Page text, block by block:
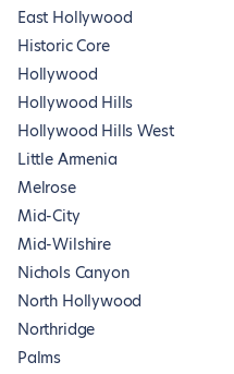
East Hollywood
Historic Core
Hollywood
Hollywood Hills
Hollywood Hills West
Little Armenia
Melrose
Mid-City
Mid-Wilshire
Nichols Canyon
North Hollywood
Northridge
Palms